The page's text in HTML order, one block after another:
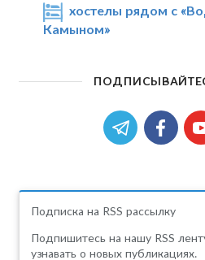
хостелы рядом с
Камыном»
Подписка на RSS рассылку
Подпишитесь на нашу RSS
узнавать о новых публикациях.